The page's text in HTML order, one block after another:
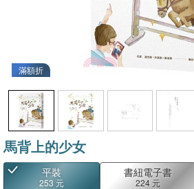
滿額折
馬背上的少女
平裝
253 元
書紐電子書
224 元